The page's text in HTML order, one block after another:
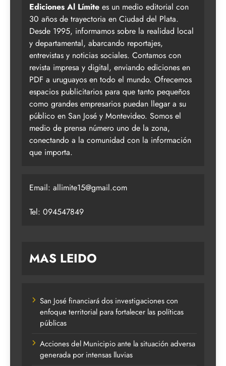
Ediciones Al Límite es un medio editorial con
30 años de trayectoria en Ciudad del Plata.
Desde 1995, informamos sobre la realidad local
y departamental, abarcando reportajes,
entrevistas y noticias sociales. Contamos con
revista impresa y digital, enviando ediciones en
PDF a uruguayos en todo el mundo. Ofrecemos
espacios publicitarios para que tanto pequeños
como grandes empresarios puedan llegar a su
público en San José y Montevideo. Somos el
medio de prensa número uno de la zona,
conectando a la comunidad con la información
que importa.
Email: allimite15@gmail.com
Tel: 094547849
MAS LEIDO
San José financiará dos investigaciones con
enfoque territorial para fortalecer las políticas
públicas
Acciones del Municipio ante la situación adversa
generada por intensas lluvias